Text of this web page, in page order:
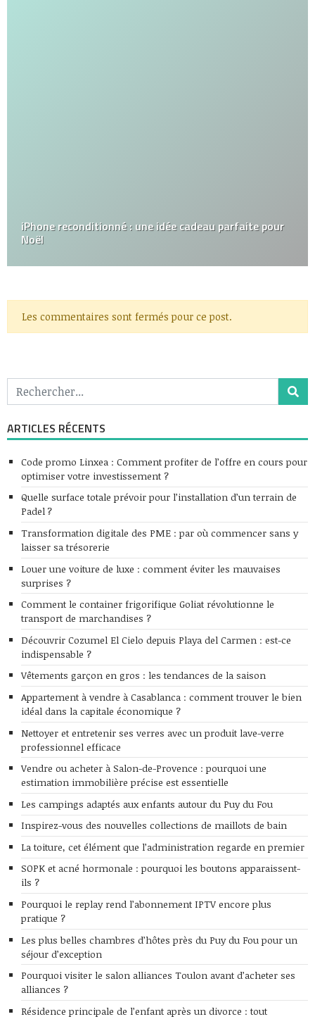
iPhone reconditionné : une idée cadeau parfaite pour
Noël
Les commentaires sont fermés pour ce post.
ARTICLES RÉCENTS
Code promo Linxea : Comment profiter de l’offre en cours pour
optimiser votre investissement ?
Quelle surface totale prévoir pour l’installation d’un terrain de
Padel ?
Transformation digitale des PME : par où commencer sans y
laisser sa trésorerie
Louer une voiture de luxe : comment éviter les mauvaises
surprises ?
Comment le container frigorifique Goliat révolutionne le
transport de marchandises ?
Découvrir Cozumel El Cielo depuis Playa del Carmen : est-ce
indispensable ?
Vêtements garçon en gros : les tendances de la saison
Appartement à vendre à Casablanca : comment trouver le bien
idéal dans la capitale économique ?
Nettoyer et entretenir ses verres avec un produit lave-verre
professionnel efficace
Vendre ou acheter à Salon-de-Provence : pourquoi une
estimation immobilière précise est essentielle
Les campings adaptés aux enfants autour du Puy du Fou
Inspirez-vous des nouvelles collections de maillots de bain
La toiture, cet élément que l’administration regarde en premier
SOPK et acné hormonale : pourquoi les boutons apparaissent-
ils ?
Pourquoi le replay rend l’abonnement IPTV encore plus
pratique ?
Les plus belles chambres d’hôtes près du Puy du Fou pour un
séjour d’exception
Pourquoi visiter le salon alliances Toulon avant d’acheter ses
alliances ?
Résidence principale de l’enfant après un divorce : tout